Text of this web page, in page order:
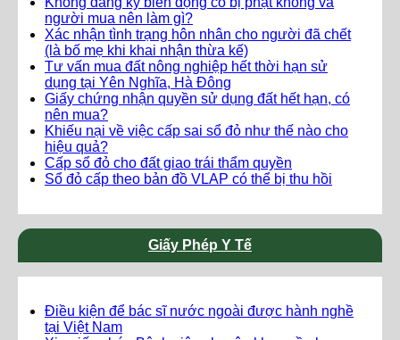
người mua nên làm gì?
Xác nhận tình trạng hôn nhân cho người đã chết
(là bố mẹ khi khai nhận thừa kế)
Tư vấn mua đất nông nghiệp hết thời hạn sử
dụng tại Yên Nghĩa, Hà Đông
Giấy chứng nhận quyền sử dụng đất hết hạn, có
nên mua?
Khiếu nại về việc cấp sai sổ đỏ như thế nào cho
hiệu quả?
Cấp sổ đỏ cho đất giao trái thẩm quyền
Sổ đỏ cấp theo bản đồ VLAP có thể bị thu hồi
Giấy Phép Y Tế
Điều kiện để bác sĩ nước ngoài được hành nghề
tại Việt Nam